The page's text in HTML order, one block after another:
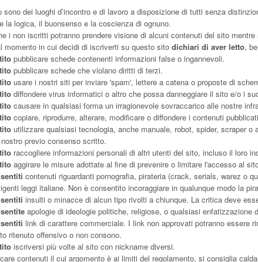
sono dei luoghi d’incontro e di lavoro a disposizione di tutti senza
la logica, il buonsenso e la coscienza di ognuno.
i non iscritti potranno prendere visione di alcuni contenuti del sito
momento in cui decidi di iscriverti su questo sito dichiari di aver letto,
pubblicare schede contenenti informazioni false o ingannevoli.
pubblicare schede che violano diritti di terzi.
usare i nostri siti per inviare 'spam', lettere a catena o proposte di
diffondere virus informatici o altro che possa danneggiare il sito e/o i
causare in qualsiasi forma un irragionevole sovraccarico alle nostre
copiare, riprodurre, alterare, modificare o diffondere i contenuti
utilizzare qualsiasi tecnologia, anche manuale, robot, spider, scraper
previo consenso scritto.
raccogliere informazioni personali di altri utenti del sito, incluso il loro
aggirare le misure adottate al fine di prevenire o limitare l'accesso al
contenuti riguardanti pornografia, pirateria (crack, serials, warez o
leggi italiane. Non è consentito incoraggiare in qualunque modo la
insulti o minacce di alcun tipo rivolti a chiunque. La critica deve
apologie di ideologie politiche, religiose, o qualsiasi
link di carattere commerciale. I link non approvati potranno
ritenuto offensivo o non consono.
iscriversi più volte al sito con nickname diversi.
contenuti il cui argomento è ai limiti del regolamento, si consiglia